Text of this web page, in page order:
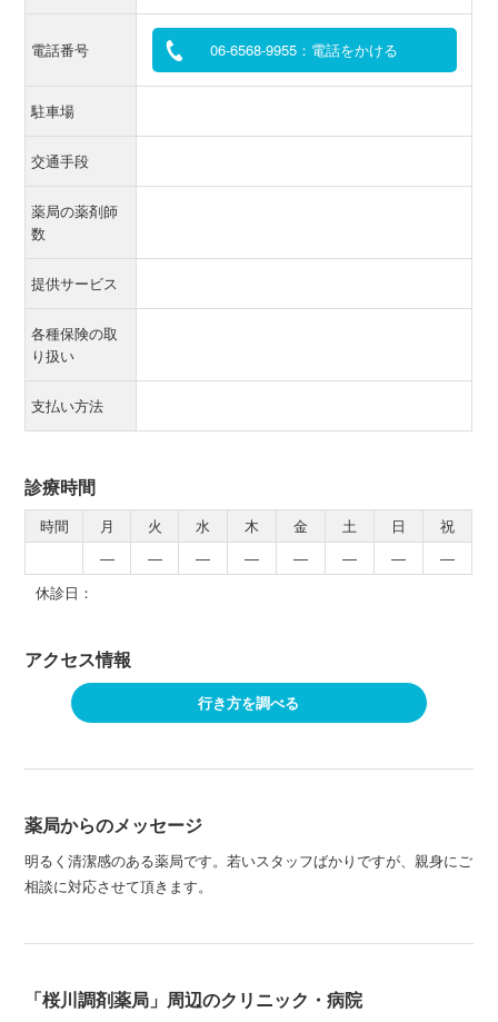
電話番号 06-6568-9955：電話をかける
駐車場
交通手段
薬局の薬剤師
数
提供サービス
各種保険の取
り扱い
支払い方法
診療時間
時間 月 火 水 木 金 土 日
祝
―
― ― ― ― ― ―
―
休診日：
アクセス情報
行き方を調べる
薬局からのメッセージ
明るく清潔感のある薬局です。若いスタッフばかりですが、親身にご
相談に対応させて頂きます。
「桜川調剤薬局」周辺のクリニック・病院